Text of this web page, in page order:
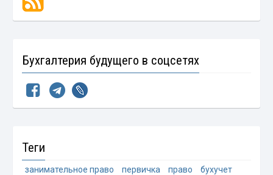
Бухгалтерия будущего в соцсетях
Теги
занимательное право первичка право
бухучет